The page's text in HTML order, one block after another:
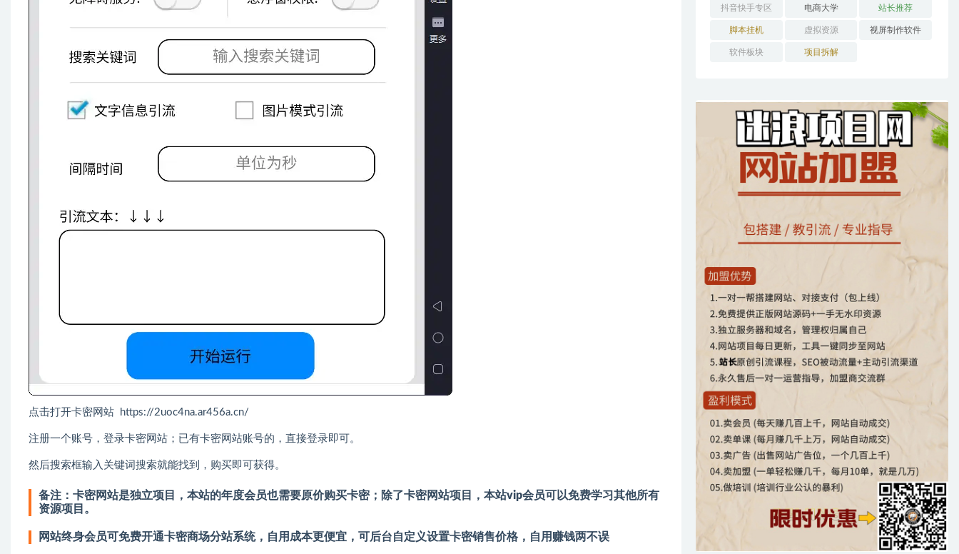
点击打开卡密网站 https://2uoc4na.ar456a.cn/
注册一个账号，登录卡密网站；已有卡密网站账号的，直接登录即可。
然后搜索框输入关键词搜索就能找到，购买即可获得。
备注：卡密网站是独立项目，本站的年度会员也需要原价购买卡密；除了卡密网站项目，本站vip会员可以免费学习其他所有
资源项目。
网站终身会员可免费开通卡密商场分站系统，自用成本更便宜，可后台自定义设置卡密销售价格，自用赚钱两不误
抖音快手专区 电商大学 站长推荐
脚本挂机 虚拟资源 视屏制作软件
软件板块 项目拆解